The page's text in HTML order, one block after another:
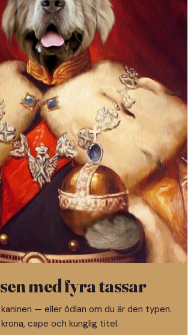
med fyra tassar
— eller ödlan om du är den typen.
cape och kunglig titel.